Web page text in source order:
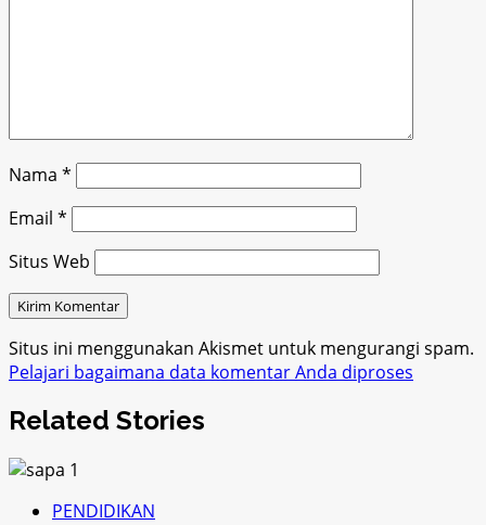
Nama *
Email *
Situs Web
Situs ini menggunakan Akismet untuk mengurangi spam.
Pelajari bagaimana data komentar Anda diproses
Related Stories
PENDIDIKAN